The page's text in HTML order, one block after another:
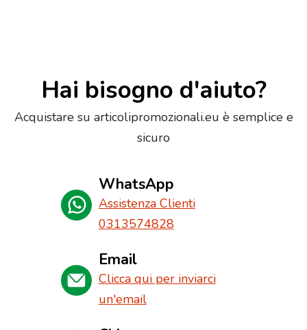
Hai bisogno d'aiuto?
Acquistare su articolipromozionali.eu è semplice e
sicuro
WhatsApp
Assistenza Clienti
0313574828
Email
Clicca qui per inviarci
un'email